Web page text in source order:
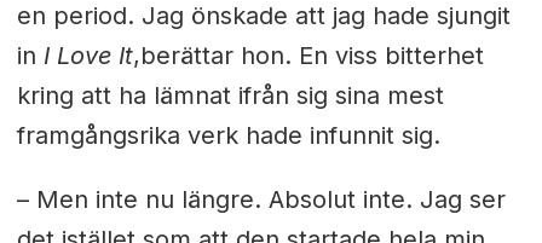
en period. Jag önskade att jag hade sjungit
in I Love It,berättar hon. En viss bitterhet
kring att ha lämnat ifrån sig sina mest
framgångsrika verk hade infunnit sig.
– Men inte nu längre. Absolut inte. Jag ser